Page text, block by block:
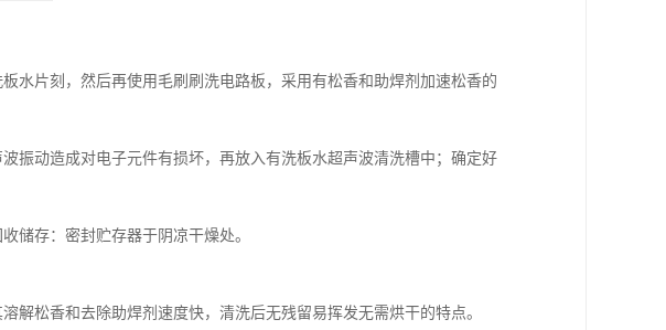
水片刻，然后再使用毛刷刷洗电路板，采用有松香和助焊剂加速松香的
振动造成对电子元件有损坏，再放入有洗板水超声波清洗槽中；确定好
储存：密封贮存器于阴凉干燥处。
解松香和去除助焊剂速度快，清洗后无残留易挥发无需烘干的特点。